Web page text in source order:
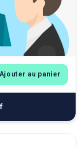
Ajouter au panier